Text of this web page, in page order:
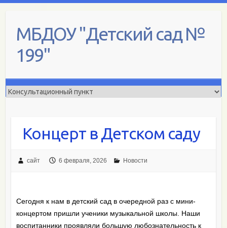
contentМБДОУ "Детский сад №
199"
Концерт в Детском саду
сайт 6 февраля, 2026 Новости
Сегодня к нам в детский сад в очередной раз с мини-
концертом пришли ученики музыкальной школы. Наши
воспитанники проявляли большую любознательность к